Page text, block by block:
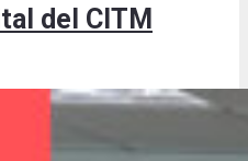
del CITM